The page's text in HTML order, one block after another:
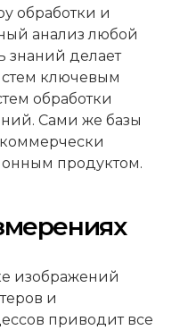
обработки и
анализ любой
знаний делает
ключевым
обработки
Сами же базы
продуктом.
изображений
и
приводит все